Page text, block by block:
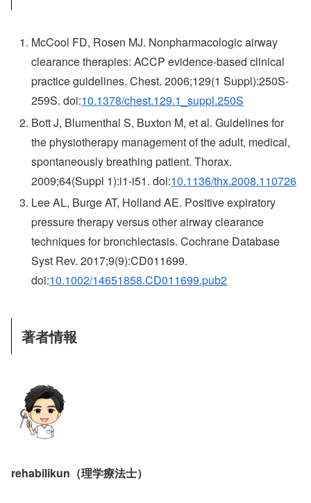
McCool FD, Rosen MJ. Nonpharmacologic airway
clearance therapies: ACCP evidence-based clinical
practice guidelines. Chest. 2006;129(1 Suppl):250S-
259S. doi:10.1378/chest.129.1_suppl.250S
Bott J, Blumenthal S, Buxton M, et al. Guidelines for
the physiotherapy management of the adult, medical,
spontaneously breathing patient. Thorax.
2009;64(Suppl 1):i1-i51. doi:10.1136/thx.2008.110726
Lee AL, Burge AT, Holland AE. Positive expiratory
pressure therapy versus other airway clearance
techniques for bronchiectasis. Cochrane Database
Syst Rev. 2017;9(9):CD011699.
doi:10.1002/14651858.CD011699.pub2
著者情報
rehabilikun（理学療法士）